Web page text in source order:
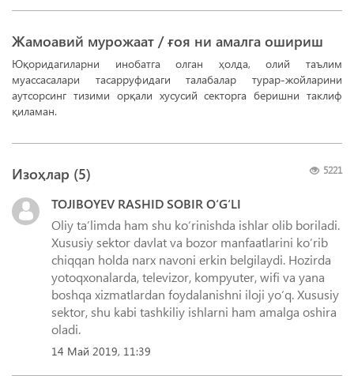
Жамоавий мурожаат / ғоя ни амалга ошириш
Юқоридагиларни инобатга олган ҳолда, олий таълим
муассасалари тасарруфидаги талабалар турар-жойларини
аутсорсинг тизими орқали хусусий секторга беришни таклиф
қиламан.
5221
Изоҳлар (5)
TOJIBOYEV RASHID SOBIR O‘G‘LI
Oliy taʼlimda ham shu koʻrinishda ishlar olib boriladi.
Xususiy sektor davlat va bozor manfaatlarini koʻrib
chiqqan holda narx navoni erkin belgilaydi. Hozirda
yotoqxonalarda, televizor, kompyuter, wifi va yana
boshqa xizmatlardan foydalanishni iloji yoʻq. Xususiy
sektor, shu kabi tashkiliy ishlarni ham amalga oshira
oladi.
14 Май 2019, 11:39